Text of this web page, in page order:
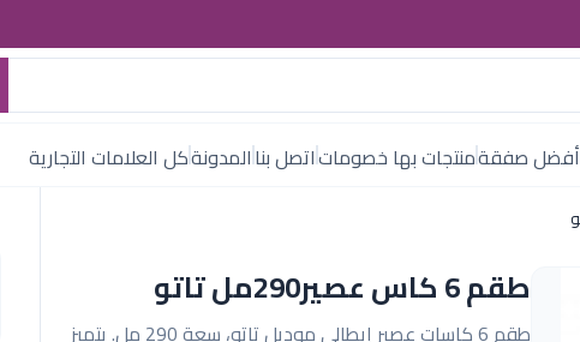
أفضل صفقةمنتجات بها خصوماتاتصل بناالمدونةكل العلامات التجارية
طقم 6 كاس عصير290مل تاتو
طقم 6 كاسات عصير إيطالي موديل تاتو، سعة 290 مل. يتميز